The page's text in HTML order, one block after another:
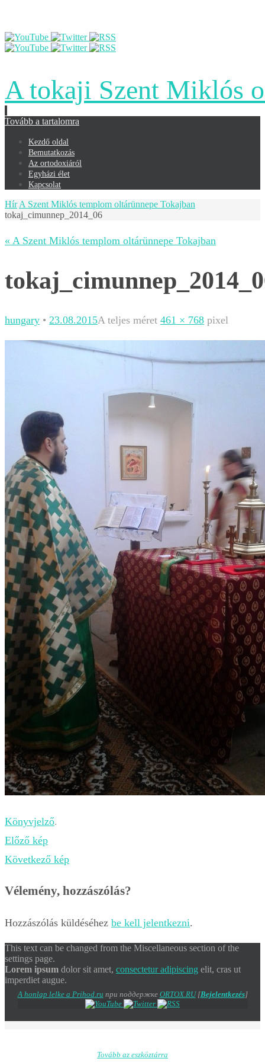
A tokaji Szent Miklós
Tovább a tartalomra
Kezdő oldal
Bemutatkozás
Az ortodoxiáról
Egyházi élet
Kapcsolat
Hír A Szent Miklós templom oltárünnepe Tokajban
tokaj_cimunnep_2014_06
« A Szent Miklós templom oltárünnepe Tokajban
hungary • 23.08.2015A teljes méret 461 × 768 pixel
Könyvjelző.
Előző kép
Következő kép
Vélemény, hozzászólás?
Hozzászólás küldéséhez be kell jelentkezni.
This text can be changed from the Miscellaneous section of the
settings page.
Lorem ipsum dolor sit amet, consectetur adipiscing elit, cras ut
imperdiet augue.
A honlap lelke a Prihod.ru при поддержке ORTOX.RU[Bejelentkezés]
Tovább az eszköztárra